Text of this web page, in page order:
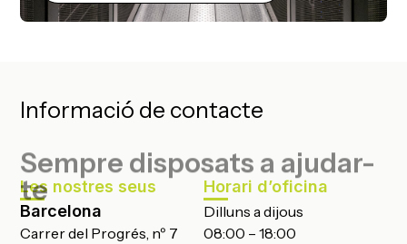
Informació de contacte
te
Les nostres seus
Barcelona
Carrer del Progrés, nº 7
Horari d’oficina
Dilluns a dijous
08:00 – 18:00